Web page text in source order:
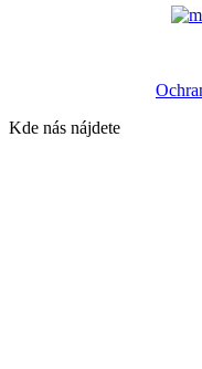
Kde nás nájdete